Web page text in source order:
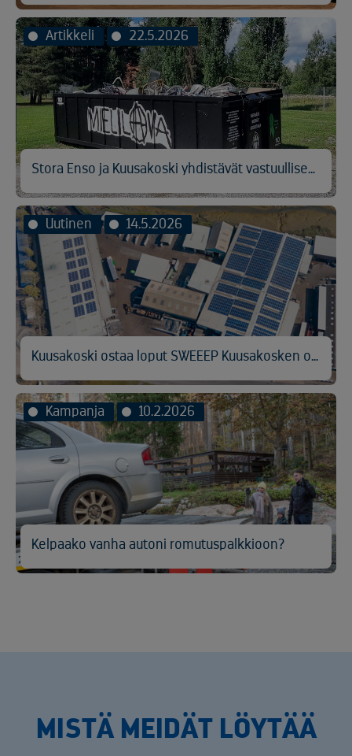
Artikkeli 22.5.2026
Stora Enso ja Kuusakoski yhdistävät vastuullisen metallinkierrätyksen ja hyväntekeväisyyden
Uutinen 14.5.2026
Kuusakoski ostaa loput SWEEEP Kuusakosken osakkeista
Kampanja 10.2.2026
Kelpaako vanha autoni romutuspalkkioon?
MISTÄ MEIDÄT LÖYTÄÄ